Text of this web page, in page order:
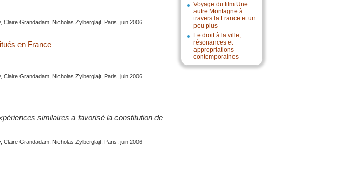
Voyage du film Une
autre Montagne à
travers la France et un
peu plus
Le droit à la ville,
résonances et
appropriations
contemporaines
Claire Grandadam, Nicholas Zylberglajt, Paris, juin 2006
en France
Claire Grandadam, Nicholas Zylberglajt, Paris, juin 2006
similaires a favorisé la constitution de
Claire Grandadam, Nicholas Zylberglajt, Paris, juin 2006